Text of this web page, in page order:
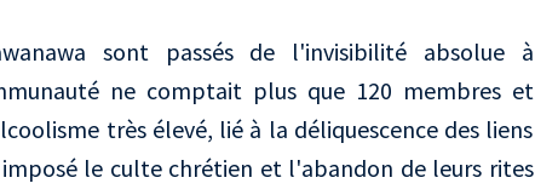
sont passés de l'invisibilité absolue à
ne comptait plus que 120 membres et
très élevé, lié à la déliquescence des liens
le culte chrétien et l'abandon de leurs rites